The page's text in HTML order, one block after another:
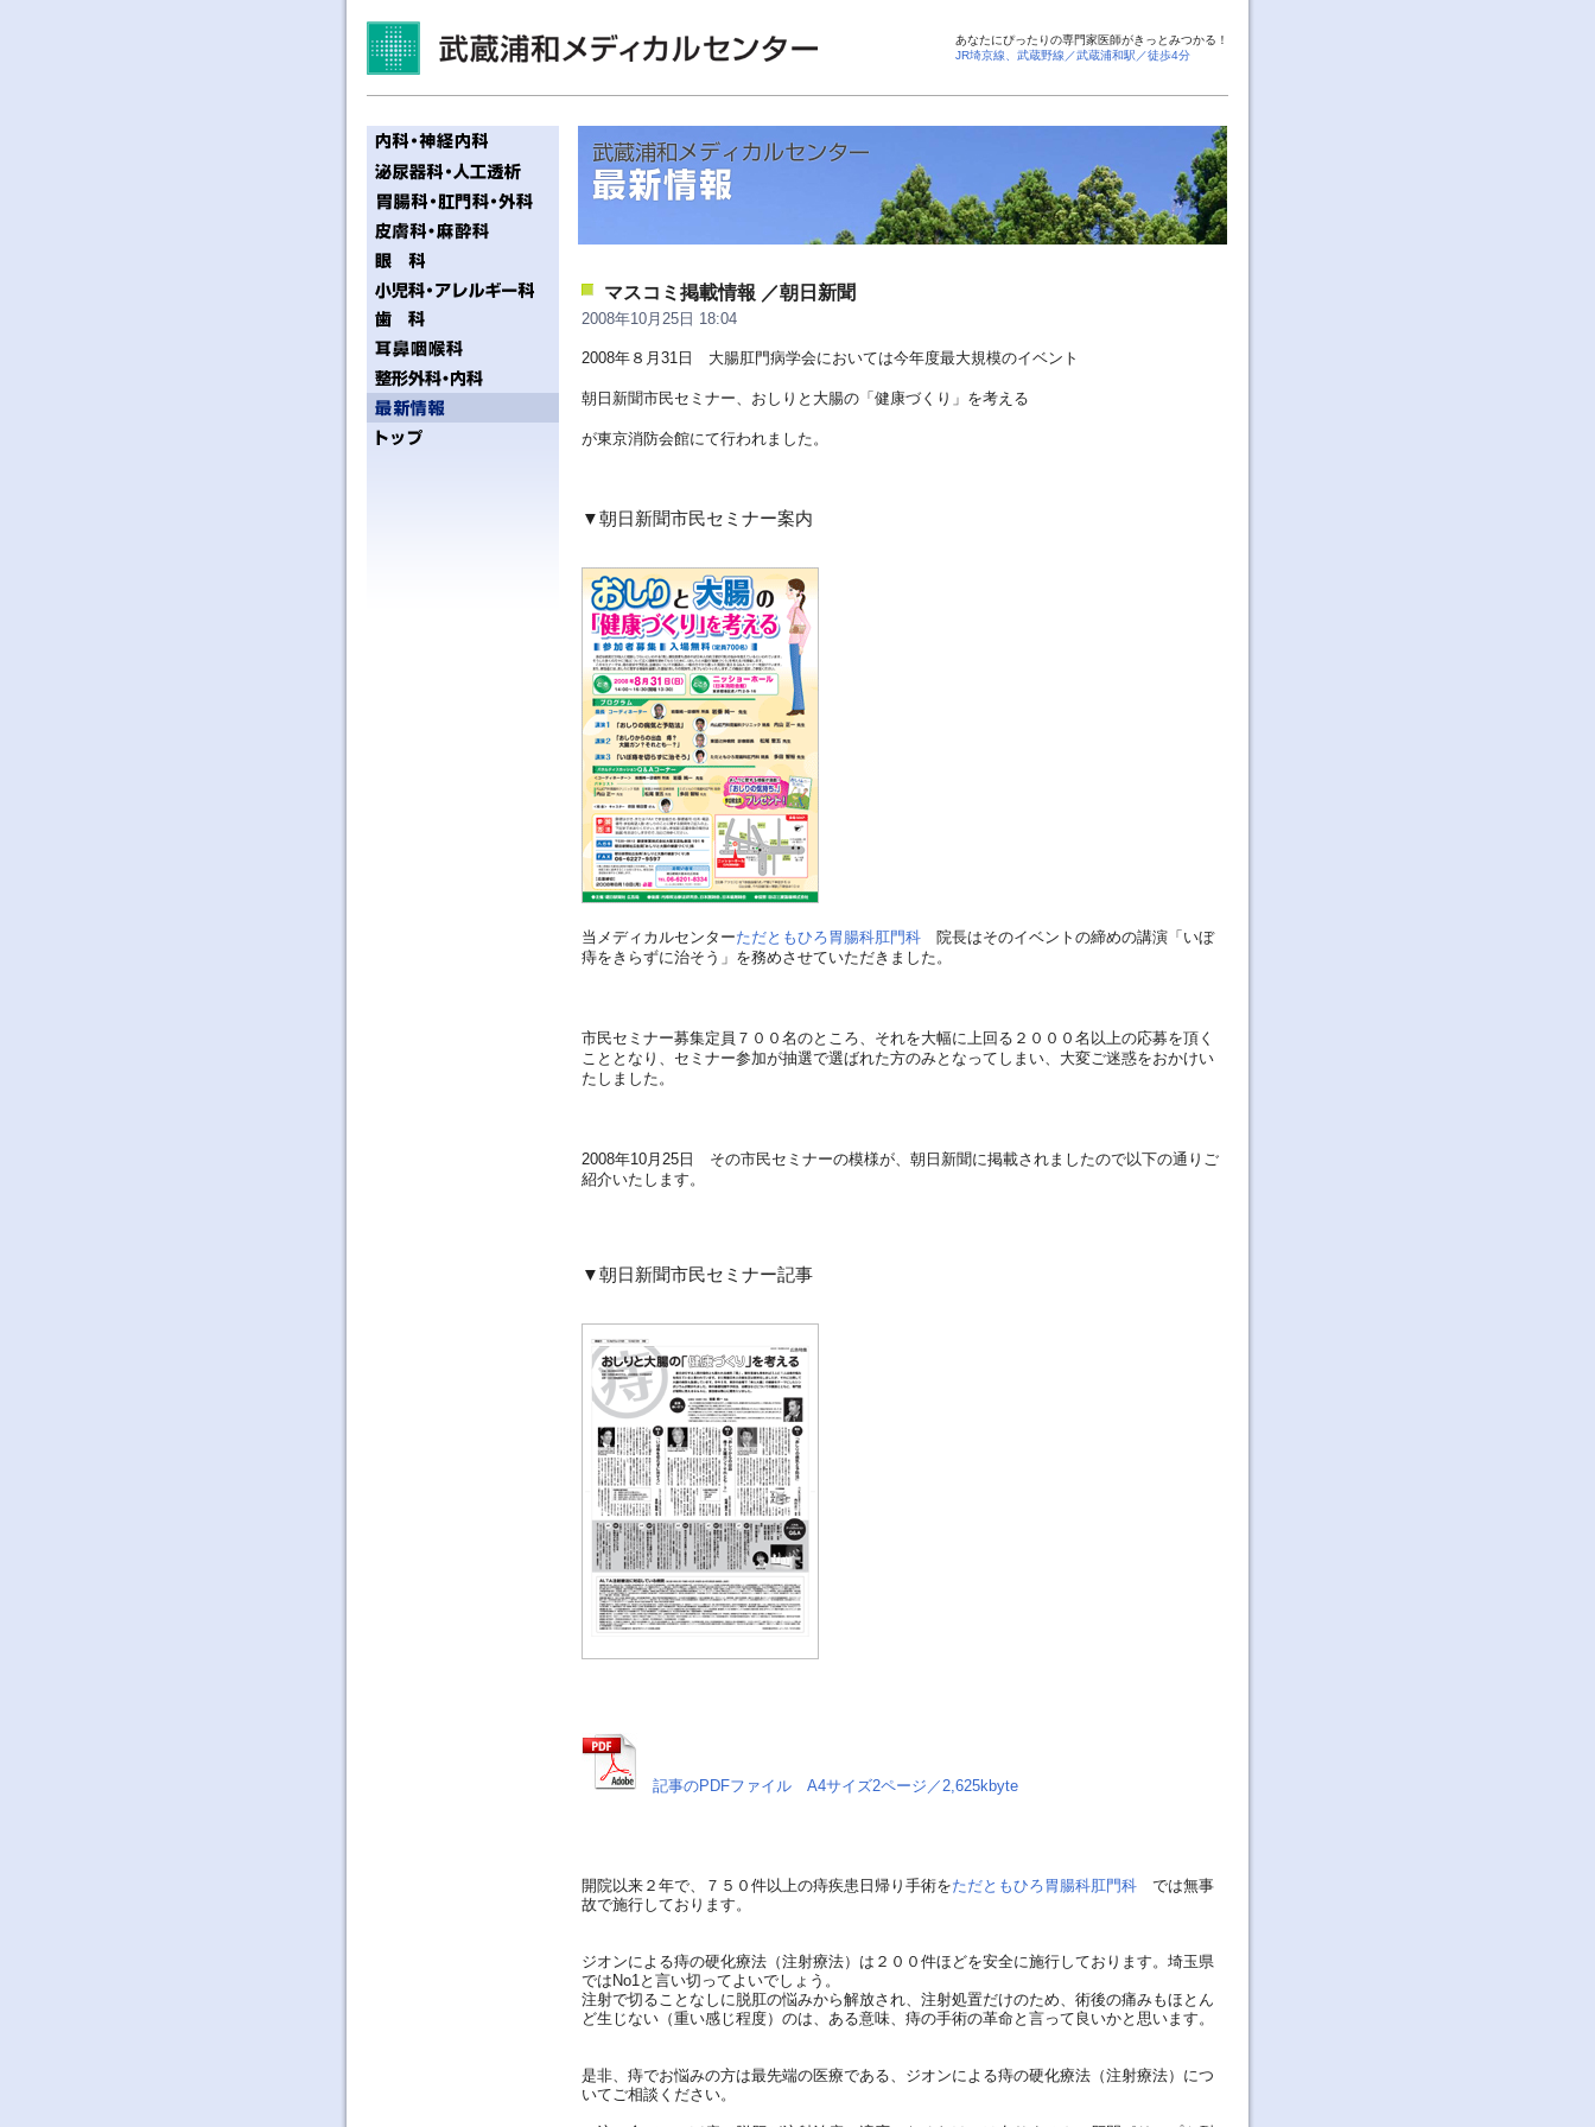
あなたにぴったりの専門家医師がきっとみつかる！
JR埼京線、武蔵野線／武蔵浦和駅／徒歩4分
マスコミ掲載情報 ／朝日新聞
2008年10月25日 18:04
2008年８月31日 大腸肛門病学会においては今年度最大規模のイベント
朝日新聞市民セミナー、おしりと大腸の「健康づくり」を考える
が東京消防会館にて行われました。
▼朝日新聞市民セミナー案内
当メディカルセンターただともひろ胃腸科肛門科 院長はそのイベントの締めの講演「いぼ
痔をきらずに治そう」を務めさせていただきました。
市民セミナー募集定員７００名のところ、それを大幅に上回る２０００名以上の応募を頂く
こととなり、セミナー参加が抽選で選ばれた方のみとなってしまい、大変ご迷惑をおかけい
たしました。
2008年10月25日 その市民セミナーの模様が、朝日新聞に掲載されましたので以下の通りご
紹介いたします。
▼朝日新聞市民セミナー記事
記事のPDFファイル A4サイズ2ページ／2,625kbyte
開院以来２年で、７５０件以上の痔疾患日帰り手術をただともひろ胃腸科肛門科 では無事
故で施行しております。
ジオンによる痔の硬化療法（注射療法）は２００件ほどを安全に施行しております。埼玉県
ではNo1と言い切ってよいでしょう。
注射で切ることなしに脱肛の悩みから解放され、注射処置だけのため、術後の痛みもほとん
ど生じない（重い感じ程度）のは、ある意味、痔の手術の革命と言って良いかと思います。
是非、痔でお悩みの方は最先端の医療である、ジオンによる痔の硬化療法（注射療法）につ
いてご相談ください。